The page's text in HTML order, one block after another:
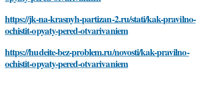
https://jk-na-krasnyh-partizan-2.ru/stati/kak-pravilno-
ochistit-opyaty-pered-otvarivaniem
https://hudeite-bez-problem.ru/novosti/kak-pravilno-
ochistit-opyaty-pered-otvarivaniem